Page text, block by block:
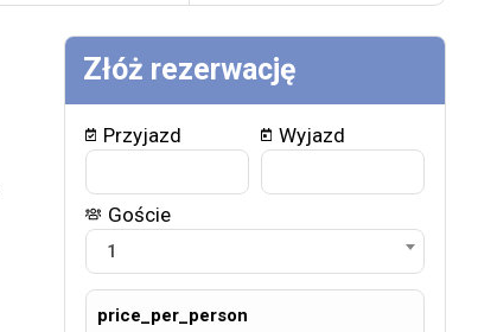
Złóż rezerwację
Przyjazd Wyjazd
Goście
1
price_per_person